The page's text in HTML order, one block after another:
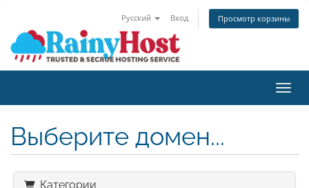
Русский Вход Просмотр корзины
Выберите домен...
Категории